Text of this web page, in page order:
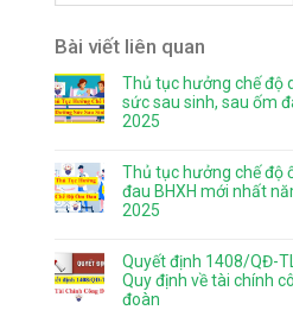
Bài viết liên quan
Thủ tục hưởng chế độ
sức sau sinh, sau ốm
2025
Thủ tục hưởng chế độ
đau BHXH mới nhất
2025
Quyết định 1408/QĐ-
Quy định về tài chính
đoàn